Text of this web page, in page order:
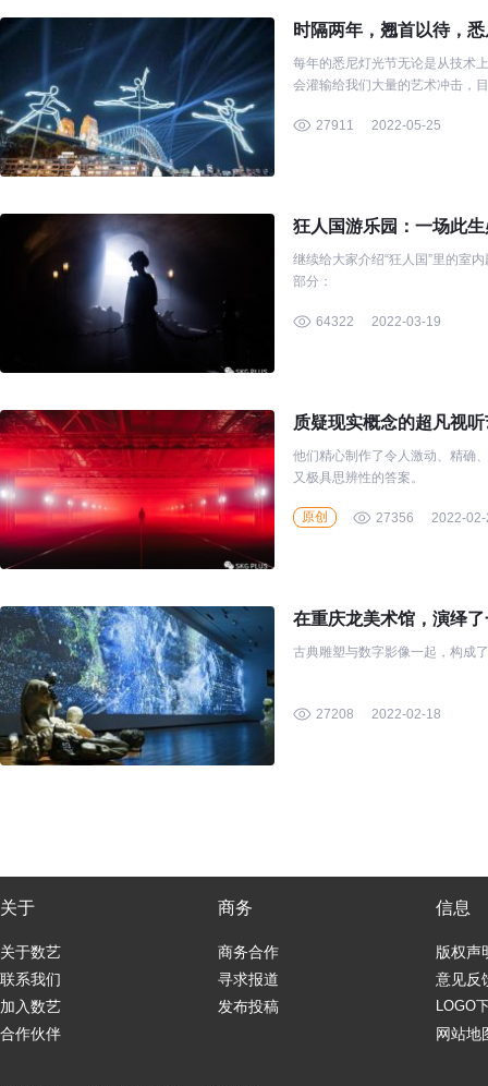
时隔两年，翘首以待，
每年的悉尼灯光节无论是从技术
会灌输给我们大量的艺术冲击，
27911 2022-05-25
狂人国游乐园：一场此
继续给大家介绍“狂人国”里的室
部分：
64322 2022-03-19
质疑现实概念的超凡视
他们精心制作了令人激动、精确
又极具思辨性的答案。
原创 27356 2022-
在重庆龙美术馆，演绎
古典雕塑与数字影像一起，构成
27208 2022-02-18
关于
关于数艺
联系我们
加入数艺
合作伙伴
商务
商务合作
寻求报道
发布投稿
信息
版权声
意见反
LOGO
网站地